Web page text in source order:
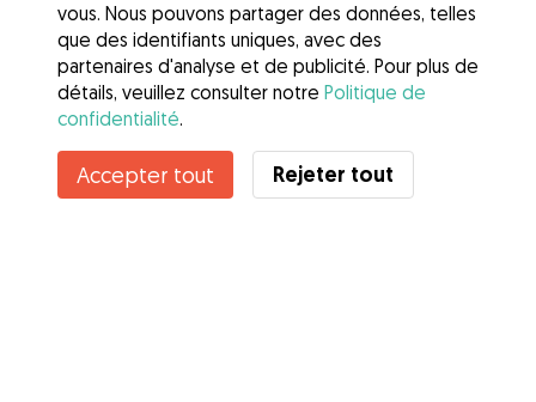
Contacter Angélina
Connaissez-vous les avantages de Gudog ? Voir plus
vous. Nous pouvons partager des données, telles
que des identifiants uniques, avec des
partenaires d'analyse et de publicité. Pour plus de
détails, veuillez consulter notre Politique de
confidentialité.
Accepter tout Rejeter tout